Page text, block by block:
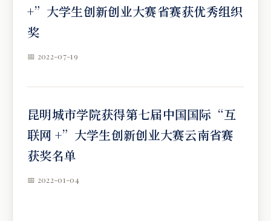
+”大学生创新创业大赛省赛获优秀组织
奖
📅 2022-07-19
昆明城市学院获得第七届中国国际“互
联网 +”大学生创新创业大赛云南省赛
获奖名单
📅 2022-01-04